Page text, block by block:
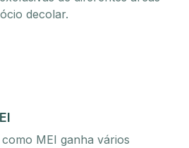
decolar.
MEI ganha vários